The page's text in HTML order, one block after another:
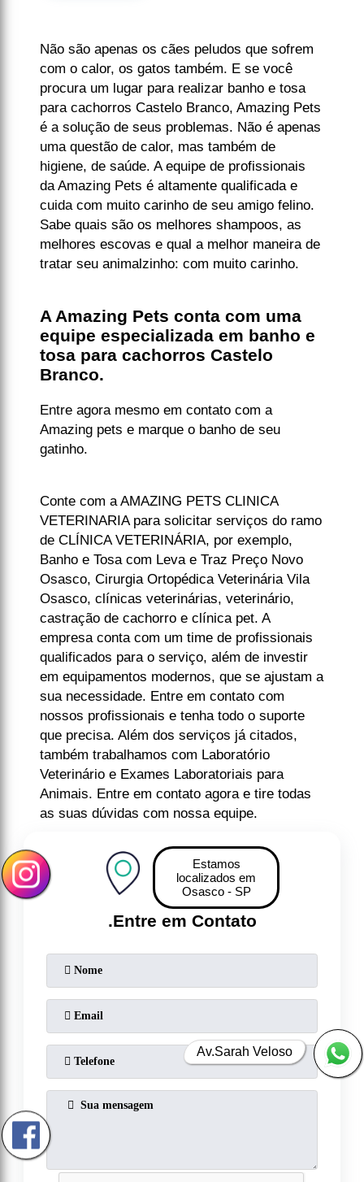
Não são apenas os cães peludos que sofrem
com o calor, os gatos também. E se você
procura um lugar para realizar banho e tosa
para cachorros Castelo Branco, Amazing Pets
é a solução de seus problemas. Não é apenas
uma questão de calor, mas também de
higiene, de saúde. A equipe de profissionais
da Amazing Pets é altamente qualificada e
cuida com muito carinho de seu amigo felino.
Sabe quais são os melhores shampoos, as
melhores escovas e qual a melhor maneira de
tratar seu animalzinho: com muito carinho.
A Amazing Pets conta com uma
equipe especializada em banho e
tosa para cachorros Castelo
Branco.
Entre agora mesmo em contato com a
Amazing pets e marque o banho de seu
gatinho.
Conte com a AMAZING PETS CLINICA
VETERINARIA para solicitar serviços do ramo
de CLÍNICA VETERINÁRIA, por exemplo,
Banho e Tosa com Leva e Traz Preço Novo
Osasco, Cirurgia Ortopédica Veterinária Vila
Osasco, clínicas veterinárias, veterinário,
castração de cachorro e clínica pet. A
empresa conta com um time de profissionais
qualificados para o serviço, além de investir
em equipamentos modernos, que se ajustam a
sua necessidade. Entre em contato com
nossos profissionais e tenha todo o suporte
que precisa. Além dos serviços já citados,
também trabalhamos com Laboratório
Veterinário e Exames Laboratoriais para
Animais. Entre em contato agora e tire todas
as suas dúvidas com nossa equipe.
.Entre em Contato
Estamos
localizados em
Osasco - SP
Av.Sarah Veloso